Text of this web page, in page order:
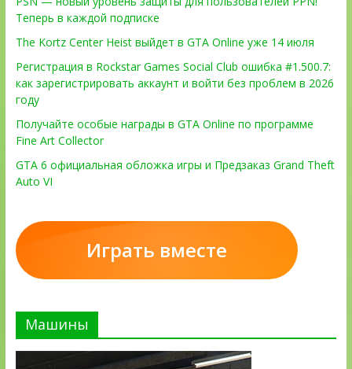
Теперь в каждой подписке
The Kortz Center Heist выйдет в GTA Online уже 14 июля
Регистрация в Rockstar Games Social Club ошибка #1.500.7:
как зарегистрировать аккаунт и войти без проблем в 2026
году
Получайте особые награды в GTA Online по программе
Fine Art Collector
GTA 6 официальная обложка игры и Предзаказ Grand Theft
Auto VI
Играть вместе
Машины